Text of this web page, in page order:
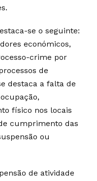
se o seguinte:
económicos,
crime por
de
destaca a falta de
físico nos locais
cumprimento das
ou
de atividade